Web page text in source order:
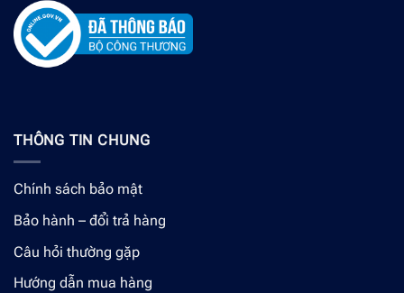
THÔNG TIN CHUNG
Chính sách bảo mật
Bảo hành – đổi trả hàng
Câu hỏi thường gặp
Hướng dẫn mua hàng